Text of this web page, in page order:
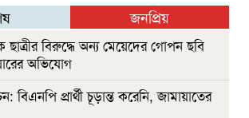
জনপ্রিয়
বিরুদ্ধে অন্য মেয়েদের গোপন ছবি
অভিযোগ
বিএনপি প্রার্থী চূড়ান্ত করেনি, জামায়াতের